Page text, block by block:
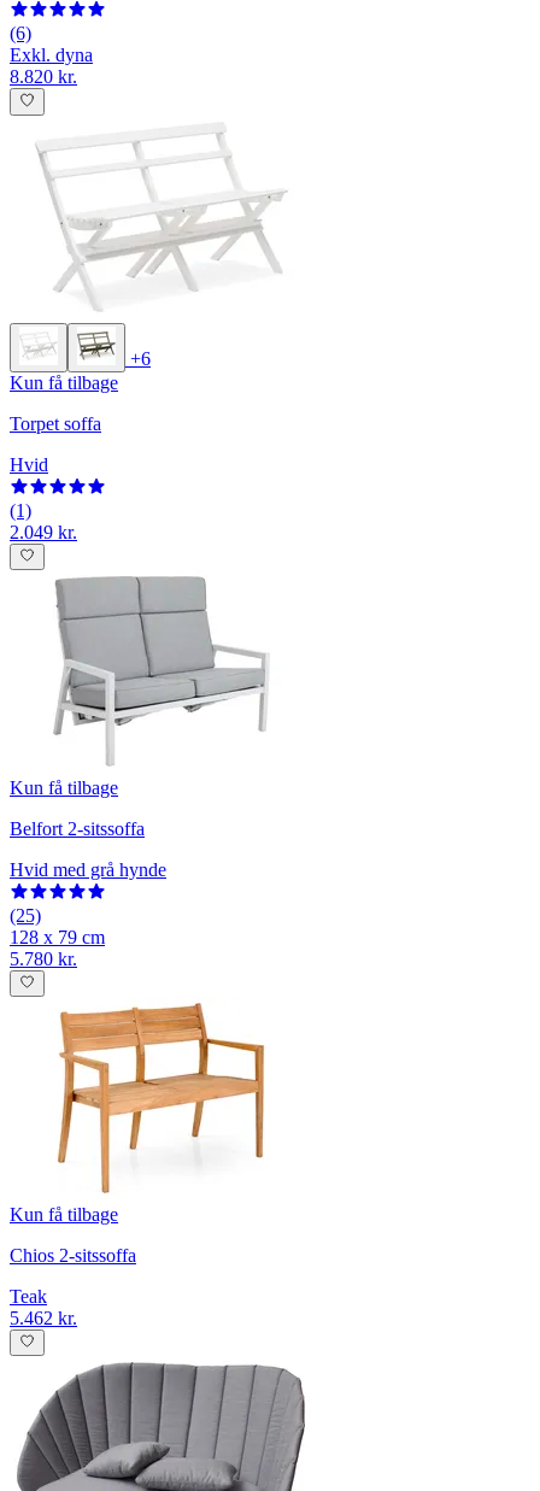
(6)
Exkl. dyna
8.820 kr.
+6
Kun få tilbage
Torpet soffa
Hvid
(1)
2.049 kr.
Kun få tilbage
Belfort 2-sitssoffa
Hvid med grå hynde
(25)
128 x 79 cm
5.780 kr.
Kun få tilbage
Chios 2-sitssoffa
Teak
5.462 kr.